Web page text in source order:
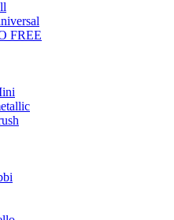
FREE